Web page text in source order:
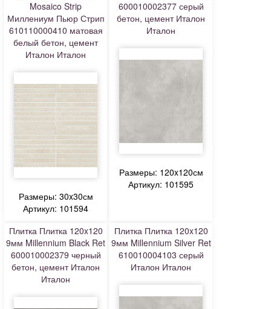
Mosaico Strip
Миллениум Пьюр Стрип
610110000410 матовая
белый бетон, цемент
Италон Италон
Размеры: 30x30см
Артикул: 101594
600010002377 серый
бетон, цемент Италон
Италон
Размеры: 120x120см
Артикул: 101595
Плитка Плитка 120x120
9мм Millennium Black Ret
600010002379 черный
бетон, цемент Италон
Италон
Плитка Плитка 120x120
9мм Millennium Silver Ret
610010004103 серый
Италон Италон